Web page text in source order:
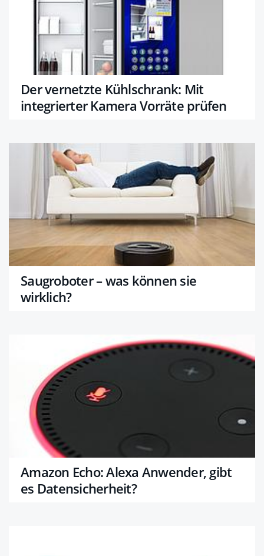
Der vernetzte Kühlschrank: Mit
integrierter Kamera Vorräte prüfen
Saugroboter – was können sie
wirklich?
Amazon Echo: Alexa Anwender, gibt
es Datensicherheit?